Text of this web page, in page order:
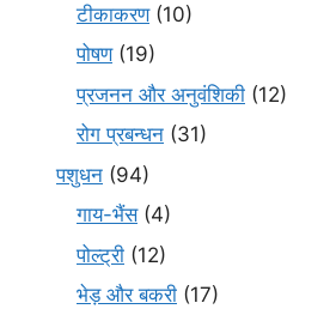
टीकाकरण(10)
पोषण(19)
प्रजनन और अनुवंशिकी (12)
रोग प्रबन्धन (31)
पशुधन (94)
गाय-भैंस(4)
पोल्ट्री (12)
भेड़ और बकरी (17)